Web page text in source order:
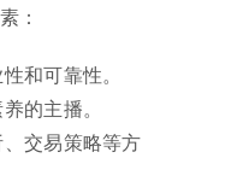
：
和可靠性。
的主播。
交易策略等方